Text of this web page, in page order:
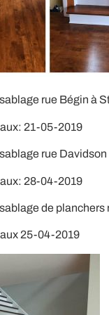
rue Bégin à
21-05-2019
rue
28-04-2019
de
25-04-2019